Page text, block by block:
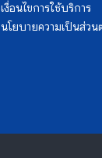
เงื่อนไขการใช้บริการ
นโยบายความเป็นส่วน